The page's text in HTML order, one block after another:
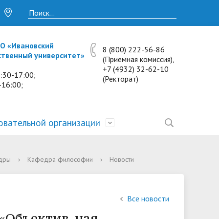
«Ивановский
университет»
17:00;
8 (800) 222-56-86
(Приемная комиссия),
+7 (4932) 32-62-10
(Ректорат)
• Исследования и проекты
• Противодействие коррупции
• Платные образовательные услуги
• Многопрофильная зимняя школа.
• Калькулятор пени
• Дистанционное обучение
• Отзывы выпускников
организации
• Образование
обеспечение и оснащённость
› Кафедра философии › Новости
Все новости